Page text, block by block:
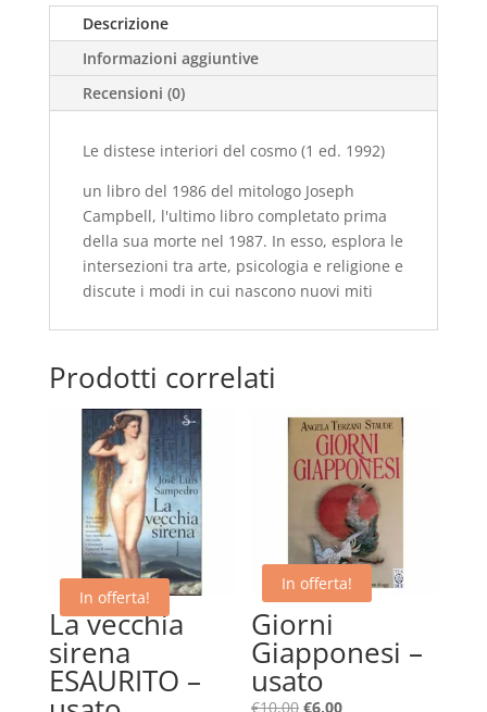
1992)
usato
quantità
Descrizione
Informazioni aggiuntive
Recensioni (0)
Le distese interiori del cosmo (1 ed. 1992)
un libro del 1986 del mitologo Joseph
Campbell, l'ultimo libro completato prima
della sua morte nel 1987. In esso, esplora le
intersezioni tra arte, psicologia e religione e
discute i modi in cui nascono nuovi miti
Prodotti correlati
In offerta!
La vecchia
sirena
ESAURITO –
In offerta!
Giorni
Giapponesi –
usato
€10,00 Il
€6,00Il